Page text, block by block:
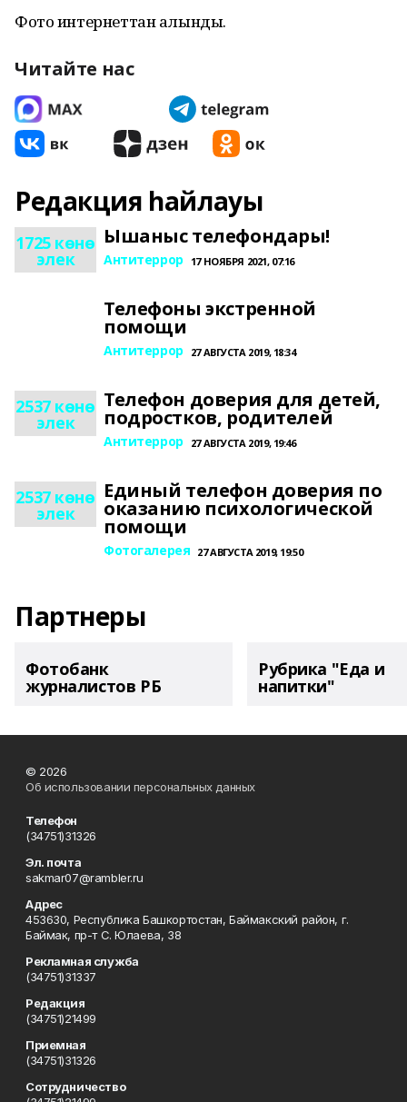
Фото интернеттан алынды.
Читайте нас
Редакция һайлауы
1725 көнө
элек
Ышаныс телефондары!
Антитеррор 17 НОЯБРЯ 2021, 07:16
Телефоны экстренной
помощи
Антитеррор 27 АВГУСТА 2019, 18:34
2537 көнө
элек
Телефон доверия для детей,
подростков, родителей
Антитеррор 27 АВГУСТА 2019, 19:46
2537 көнө
элек
Единый телефон доверия по
оказанию психологической
помощи
Фотогалерея 27 АВГУСТА 2019, 19:50
Партнеры
Фотобанк
журналистов РБ
Рубрика "Еда и
напитки"
© 2026
Об использовании персональных данных
Телефон
(34751)31326
Эл. почта
sakmar07@rambler.ru
Адрес
453630, Республика Башкортостан, Баймакский район, г.
Баймак, пр-т С. Юлаева, 38
Рекламная служба
(34751)31337
Редакция
(34751)21499
Приемная
(34751)31326
Сотрудничество